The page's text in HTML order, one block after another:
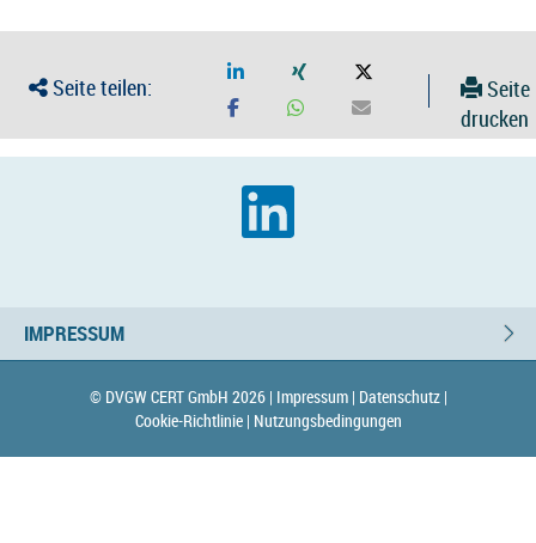
Seite teilen:
Seite
drucken
IMPRESSUM
© DVGW CERT GmbH 2026 | Impressum | Datenschutz |
Cookie-Richtlinie | Nutzungsbedingungen